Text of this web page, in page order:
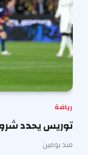
رياضة
توريس يحدد
منذ يومين